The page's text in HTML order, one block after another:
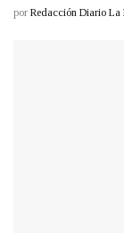
por Redacción Diario La